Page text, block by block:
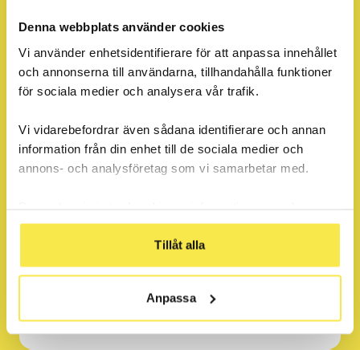
Denna webbplats använder cookies
Vi använder enhetsidentifierare för att anpassa innehållet
och annonserna till användarna, tillhandahålla funktioner
för sociala medier och analysera vår trafik.
Vi vidarebefordrar även sådana identifierare och annan
information från din enhet till de sociala medier och
annons- och analysföretag som vi samarbetar med.
information som du har tillhandahållit eller som de har
samlat in när du har använt deras tjänster.
Tillåt alla
Anpassa
Del 2
Fråga
Fråga